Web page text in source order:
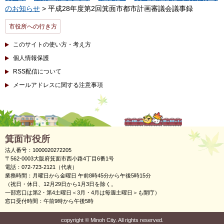
のお知らせ > 平成28年度第2回箕面市都市計画審議会議事録
市役所への行き方
このサイトの使い方・考え方
個人情報保護
RSS配信について
メールアドレスに関する注意事項
箕面市役所
法人番号：1000020272205
〒562-0003大阪府箕面市西小路4丁目6番1号
電話：072-723-2121（代表）
業務時間：月曜日から金曜日 午前8時45分から午後5時15分
（祝日・休日、12月29日から1月3日を除く。
一部窓口は第2・第4土曜日＜3月・4月は毎週土曜日＞も開庁）
窓口受付時間：午前9時から午後5時
copyright ©Minoh City. All rights reserved.